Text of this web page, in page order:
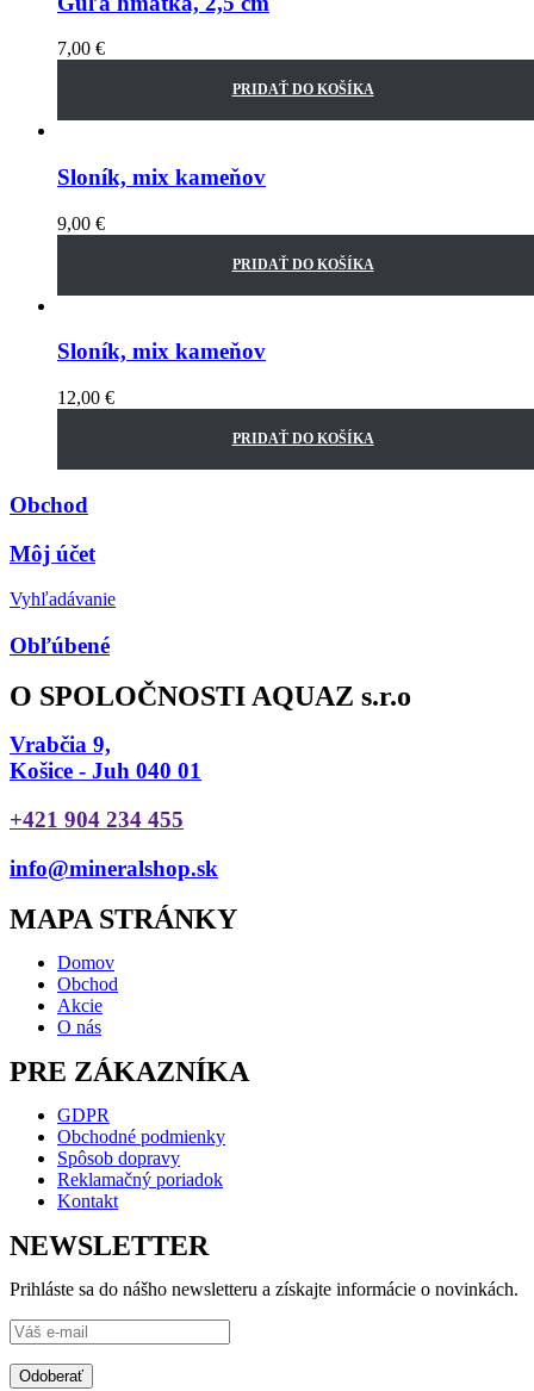
7,00 €
PRIDAŤ DO KOŠÍKA
Sloník, mix kameňov
9,00 €
PRIDAŤ DO KOŠÍKA
Sloník, mix kameňov
12,00 €
PRIDAŤ DO KOŠÍKA
Obchod
Môj účet
Vyhľadávanie
Obľúbené
O SPOLOČNOSTI AQUAZ s.r.o
Vrabčia 9,
Košice - Juh 040 01
+421 904 234 455
info@mineralshop.sk
MAPA STRÁNKY
Domov
Obchod
Akcie
O nás
PRE ZÁKAZNÍKA
GDPR
Obchodné podmienky
Spôsob dopravy
Reklamačný poriadok
Kontakt
NEWSLETTER
Prihláste sa do nášho newsletteru a získajte informácie o novinkách.
Odoberať